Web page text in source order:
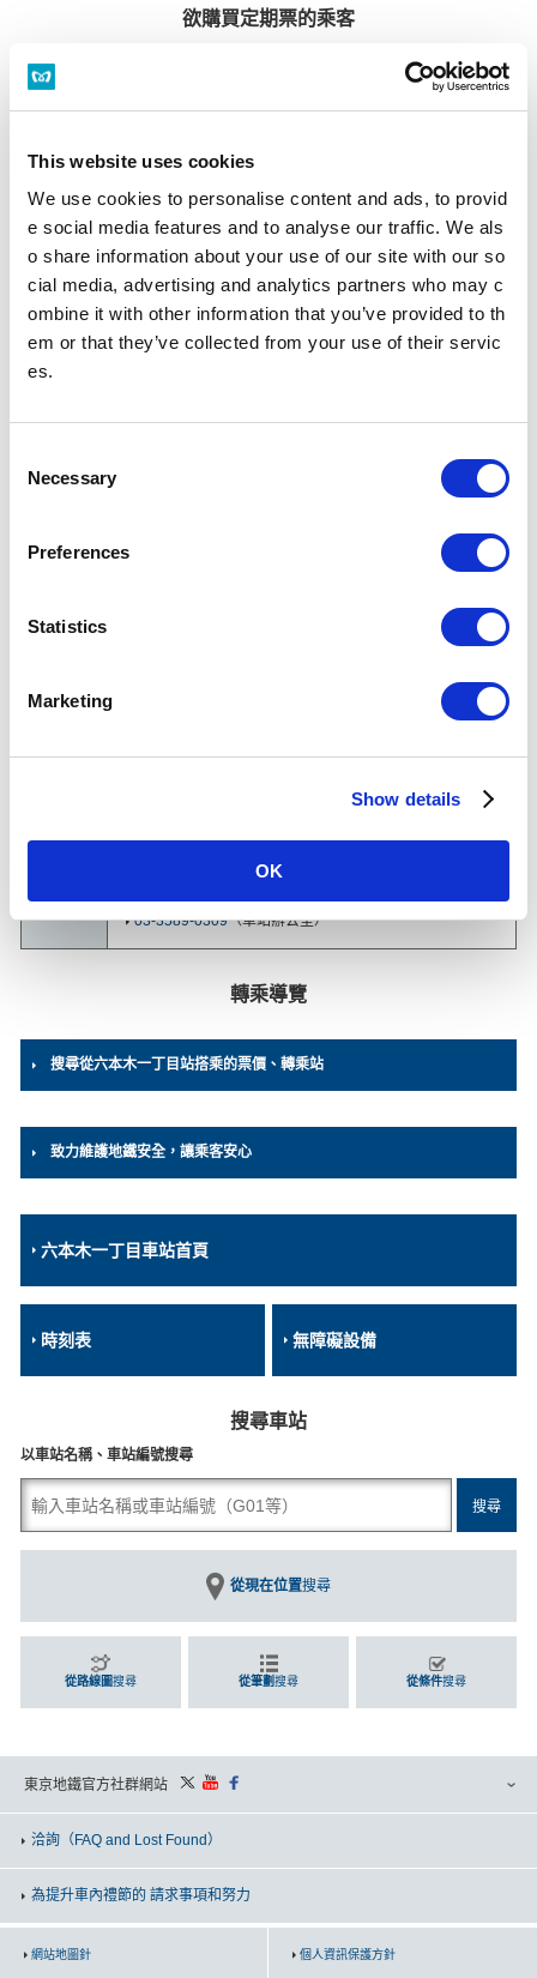
This website uses cookies
We use cookies to personalise content and ads, to provid
e social media features and to analyse our traffic. We als
o share information about your use of our site with our so
cial media, advertising and analytics partners who may c
ombine it with other information that you’ve provided to th
em or that they’ve collected from your use of their servic
es.
Necessary
Preferences
Statistics
Marketing
Show details
OK
欲購買定期票的乘客
定期票售票口
本車站沒有定期票售票口。
多功能售票機
設置於所有售票處。
營業時間 首班車～末班車為止
多功能售票機
遺失物品的旅客
若於物品遺失當天詢問
請至物品遺失的該車站站務室詢問。
請至飯田橋站（東京Metro地鐵南北線）車站內失物招領處或東京Metro地鐵
客服中心詢問。
查询由六本木一丁目站出发的票价和换乘
搭乘人次
與其他鐵路直接連結的車站及共用車站的搭乘人次不列入
東京都港區六本木1-4-1
03-3589-0309（車站辦公室）
轉乘導覽
搜尋從六本木一丁目站搭乘的票價、轉乘站
致力維護地鐵安全，讓乘客安心
六本木一丁目車站首頁
時刻表 無障礙設備
搜尋車站
以車站名稱、車站編號搜尋
從路線圖搜尋 從筆劃搜尋 從條件搜尋
從現在位置搜尋
東京地鐵官方社群網站
洽詢 （FAQ and Lost Found）
為提升車內禮節的 請求事項和努力
網站地圖針 個人資訊保護方針